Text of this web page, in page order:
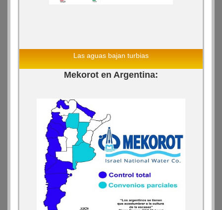
Las aguas bajan turbias
Mekorot en Argentina: